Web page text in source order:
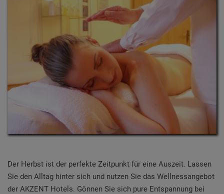
Der Herbst ist der perfekte Zeitpunkt für eine Auszeit. Lassen
Sie den Alltag hinter sich und nutzen Sie das Wellnessangebot
der AKZENT Hotels. Gönnen Sie sich pure Entspannung bei